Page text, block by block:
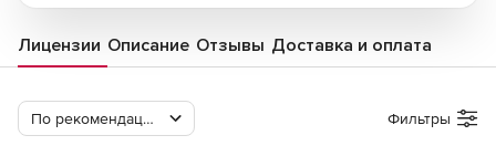
Лицензии Описание Отзывы Доставка и оплата
По рекомендации Softline Фильтры